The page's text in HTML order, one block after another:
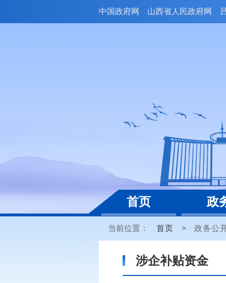
中国政府网 山西省人民政府网
首页 政
当前位置： 首页 > 政务公
涉企补贴资金